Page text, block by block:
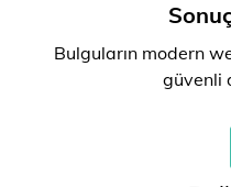
Bulguların modern
güvenli